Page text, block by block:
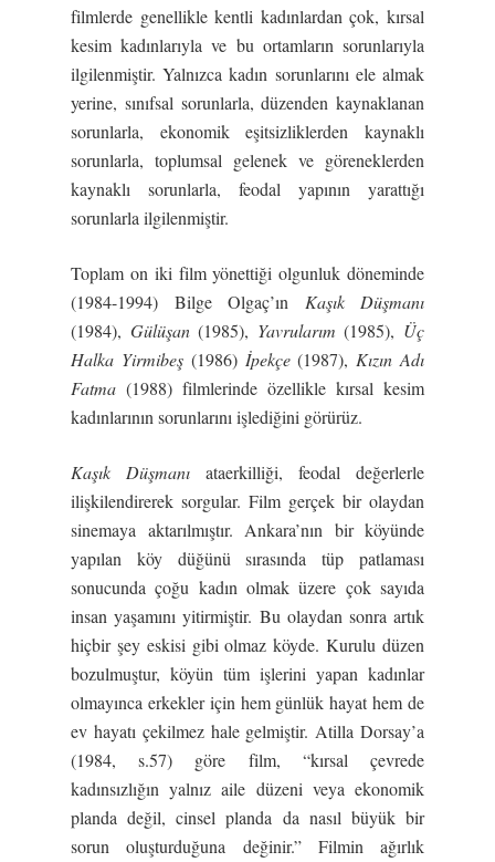
filmlerde genellikle kentli kadınlardan çok, kırsal
kesim kadınlarıyla ve bu ortamların sorunlarıyla
ilgilenmiştir. Yalnızca kadın sorunlarını ele almak
yerine, sınıfsal sorunlarla, düzenden kaynaklanan
sorunlarla, ekonomik eşitsizliklerden kaynaklı
sorunlarla, toplumsal gelenek ve göreneklerden
kaynaklı sorunlarla, feodal yapının yarattığı
sorunlarla ilgilenmiştir.
Toplam on iki film yönettiği olgunluk döneminde
(1984-1994) Bilge Olgaç’ın Kaşık Düşmanı
(1984), Gülüşan(1985), Yavrularım (1985), Üç
Halka Yirmibeş(1986) İpekçe(1987), Kızın Adı
Fatma (1988) filmlerinde özellikle kırsal kesim
kadınlarının sorunlarını işlediğini görürüz.
Kaşık Düşmanı ataerkilliği, feodal değerlerle
ilişkilendirerek sorgular. Film gerçek bir olaydan
sinemaya aktarılmıştır. Ankara’nın bir köyünde
yapılan köy düğünü sırasında tüp patlaması
sonucunda çoğu kadın olmak üzere çok sayıda
insan yaşamını yitirmiştir. Bu olaydan sonra artık
hiçbir şey eskisi gibi olmaz köyde. Kurulu düzen
bozulmuştur, köyün tüm işlerini yapan kadınlar
olmayınca erkekler için hem günlük hayat hem de
ev hayatı çekilmez hale gelmiştir. Atilla Dorsay’a
(1984, s.57) göre film, “kırsal çevrede
kadınsızlığın yalnız aile düzeni veya ekonomik
planda değil, cinsel planda da nasıl büyük bir
sorun oluşturduğuna değinir.” Filmin ağırlık